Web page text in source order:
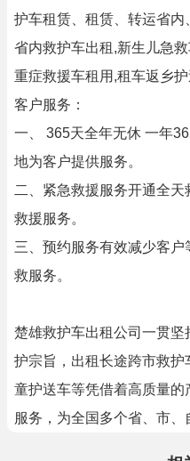
护车租赁、租赁、转运省内
省内救护车出租,新生儿急
重症救援车租用,租车返乡
客户服务：
一、 365天全年无休 一年
地为客户提供服务。
二、紧急救援服务开通全
救援服务。
三、预约服务有效减少客
救服务。
楚雄救护车出租公司一贯
护宗旨，出租长途跨市救
童护送车等凭借着高质量
服务，为全国多个省、市、